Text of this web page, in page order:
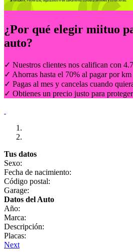
¿Por qué elegir miituo
auto?
✓ Nuestros clientes nos califican con
✓ Ahorras hasta el 70% al pagar por km
✓ Pagas al mes y cancelas cuando
✓ Obtienes un precio justo para
Tus datos
Sexo:
Fecha de nacimiento:
Código postal:
Garage:
Datos del Auto
Año:
Marca:
Descripción:
Placas:
Next